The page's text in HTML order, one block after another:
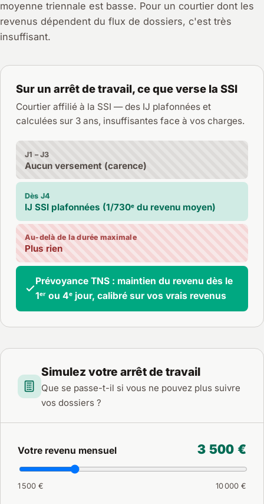
moyenne triennale est basse. Pour un courtier dont les
revenus dépendent du flux de dossiers, c'est très
insuffisant.
Sur un arrêt de travail, ce que verse la SSI
Courtier affilié à la SSI — des IJ plafonnées et
calculées sur 3 ans, insuffisantes face à vos charges.
J1 – J3
Aucun versement (carence)
Dès J4
IJ SSI plafonnées (1/730ᵉ du revenu moyen)
Au-delà de la durée maximale
Plus rien
Prévoyance TNS : maintien du revenu dès le
1ᵉʳ ou 4ᵉ jour, calibré sur vos vrais revenus
Simulez votre arrêt de travail
Que se passe-t-il si vous ne pouvez plus suivre
vos dossiers ?
Votre revenu mensuel 3 500 €
1 500 € 10 000 €